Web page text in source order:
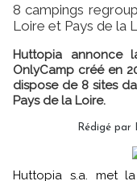
8 campings
Loire et Pays de la
Huttopia annonce
OnlyCamp créé en
dispose de 8 sites
Pays de la Loire.
Rédigé par
Huttopia s.a. met la main sur le réseau de campings